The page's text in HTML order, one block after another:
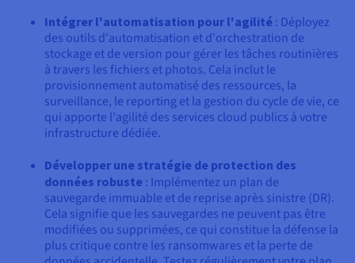
Intégrer l'automatisation pour l'agilité : Déployez
des outils d'automatisation et d'orchestration de
stockage et de version pour gérer les tâches routinières
à travers les fichiers et photos. Cela inclut le
provisionnement automatisé des ressources, la
surveillance, le reporting et la gestion du cycle de vie, ce
qui apporte l'agilité des services cloud publics à votre
infrastructure dédiée.
Développer une stratégie de protection des
données robuste : Implémentez un plan de
sauvegarde immuable et de reprise après sinistre (DR).
Cela signifie que les sauvegardes ne peuvent pas être
modifiées ou supprimées, ce qui constitue la défense la
plus critique contre les ransomwares et la perte de